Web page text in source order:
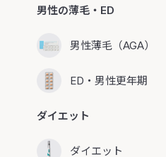
男性の薄毛・ED
男性薄毛（AGA）
ED・男性更年期
ダイエット
ダイエット